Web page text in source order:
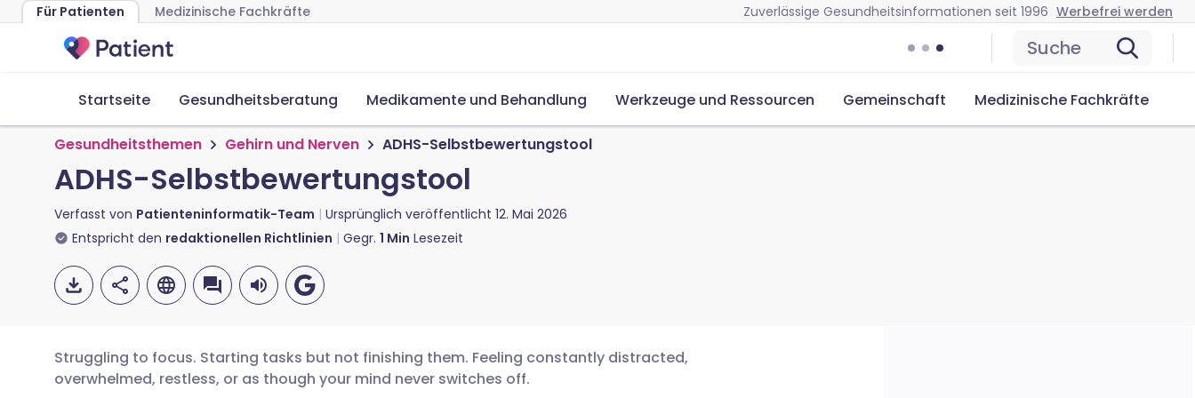
Für Patienten Medizinische Fachkräfte Zuverlässige Gesundheitsinformationen seit 1996 Werbefrei werden
Suche
Startseite Gesundheitsberatung Medikamente und Behandlung Werkzeuge und Ressourcen Gemeinschaft Medizinische Fachkräfte
Gesundheitsthemen Gehirn und Nerven ADHS-Selbstbewertungstool
ADHS-Selbstbewertungstool
Verfasst von Patienteninformatik-Team Ursprünglich veröffentlicht 12. Mai 2026
Entspricht den redaktionellen Richtlinien Gegr. 1 Min Lesezeit
Struggling to focus. Starting tasks but not finishing them. Feeling constantly distracted,
overwhelmed, restless, or as though your mind never switches off.